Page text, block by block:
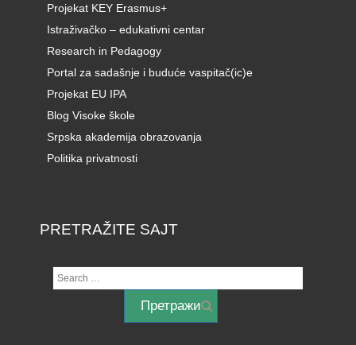
Projekat KEY Erasmus+
Istraživačko – edukativni centar
Research in Pedagogy
Portal za sadašnje i buduće vaspitač(ic)e
Projekat EU IPA
Blog Visoke škole
Srpska akademija obrazovanja
Politika privatnosti
PRETRAŽITE SAJT